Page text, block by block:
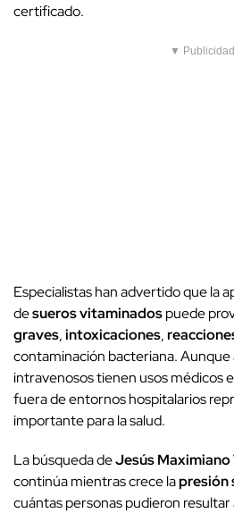
certificado.
▼ Publicidad
Especialistas han advertido que la
desueros vitaminadospuede
graves,intoxicaciones,
contaminación bacteriana. Aunque
intravenosos tienen usos médicos
fuera de entornos hospitalarios
importante para la salud.
La búsqueda deJesús
continúa mientras crece lapresión
cuántas personas pudieron